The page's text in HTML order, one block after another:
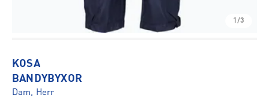
1/3
KOSA
BANDYBYXOR
Dam, Herr